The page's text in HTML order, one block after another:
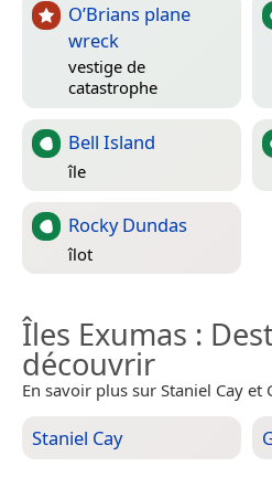
O’Brians plane
wreck
vestige de
catastrophe
Bell Island
île
Rocky Dundas
îlot
Îles Exumas :
découvrir
En savoir plus sur Staniel Cay et
Staniel Cay